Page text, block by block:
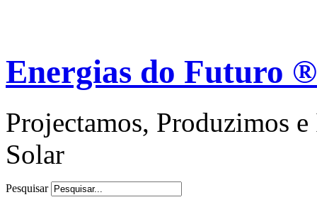
Energias do Futuro ®
Projectamos, Produzimos
Solar
Pesquisar